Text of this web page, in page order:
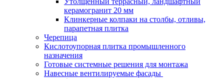
керамогранит 20 мм
Клинкерные колпаки на столбы, отливы,
парапетная плитка
Черепица
Кислотоупорная плитка промышленного
назначения
Готовые системные решения для монтажа
Навесные вентилируемые фасады